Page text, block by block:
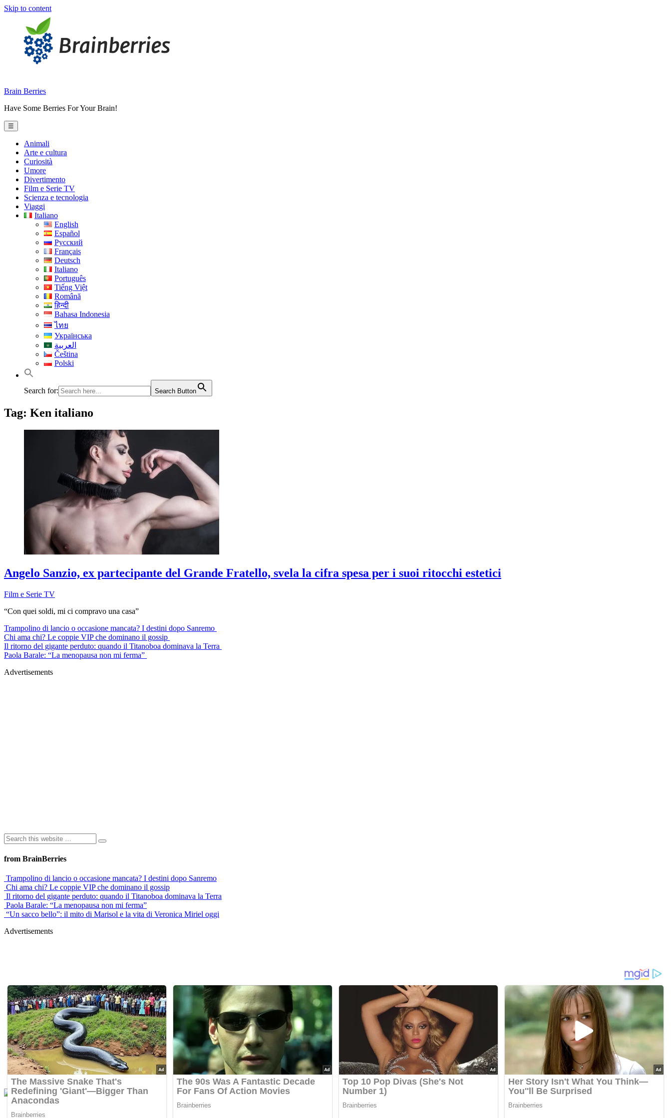
Skip to content
Brain Berries
Have Some Berries For Your Brain!
☰
Animali
Arte e cultura
Curiosità
Umore
Divertimento
Film e Serie TV
Scienza e tecnologia
Viaggi
Italiano
English
Español
Русский
Français
Deutsch
Italiano
Português
Tiếng Việt
Română
हिन्दी
Bahasa Indonesia
ไทย
Українська
العربية
Čeština
Polski
Search for: Search Button
Tag: Ken italiano
Angelo Sanzio, ex partecipante del Grande Fratello, svela la cifra spesa per i suoi ritocchi estetici
Film e Serie TV
“Con quei soldi, mi ci compravo una casa”
Trampolino di lancio o occasione mancata? I destini dopo Sanremo
Chi ama chi? Le coppie VIP che dominano il gossip
Il ritorno del gigante perduto: quando il Titanoboa dominava la Terra
Paola Barale: “La menopausa non mi ferma”
Advertisements
from BrainBerries
Trampolino di lancio o occasione mancata? I destini dopo Sanremo
Chi ama chi? Le coppie VIP che dominano il gossip
Il ritorno del gigante perduto: quando il Titanoboa dominava la Terra
Paola Barale: “La menopausa non mi ferma”
“Un sacco bello”: il mito di Marisol e la vita di Veronica Miriel oggi
Advertisements